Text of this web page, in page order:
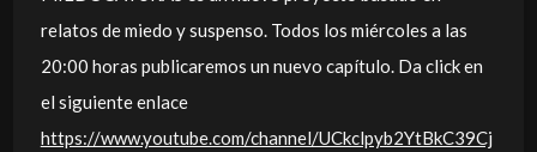
relatos de miedo y suspenso. Todos los miércoles a las
20:00 horas publicaremos un nuevo capítulo. Da click en
el siguiente enlace
https://www.youtube.com/channel/UCkclpyb2YtBkC39Cj